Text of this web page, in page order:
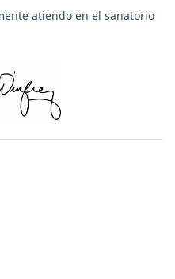
atiendo en el sanatorio